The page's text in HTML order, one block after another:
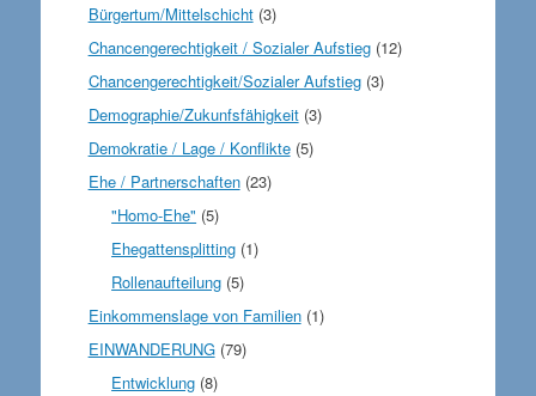
Bürgertum/Mittelschicht(3)
Chancengerechtigkeit / Sozialer Aufstieg(12)
Chancengerechtigkeit/Sozialer Aufstieg(3)
Demographie/Zukunfsfähigkeit(3)
Demokratie / Lage / Konflikte(5)
Ehe / Partnerschaften(23)
"Homo-Ehe" (5)
Ehegattensplitting (1)
Rollenaufteilung (5)
Einkommenslage von Familien(1)
EINWANDERUNG(79)
Entwicklung (8)